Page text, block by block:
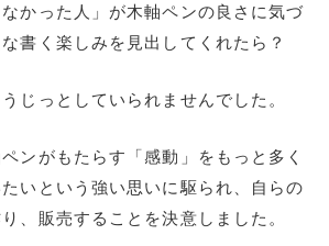
かった人」が木軸ペンの良さに気づ
書く楽しみを見出してくれたら？
じっとしていられませんでした。
ンがもたらす「感動」をもっと多く
いという強い思いに駆られ、自らの
、販売することを決意しました。